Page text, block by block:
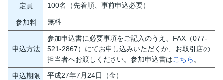
定員 100名（先着順、事前申込必要）
参加料 無料
申込方法
参加申込書に必要事項をご記入のうえ、FAX（077-
521-2867）にてお申し込みいただくか、お取引店の
担当者へお渡しください。参加申込書はこちら 。
申込期限 平成27年7月24日（金）